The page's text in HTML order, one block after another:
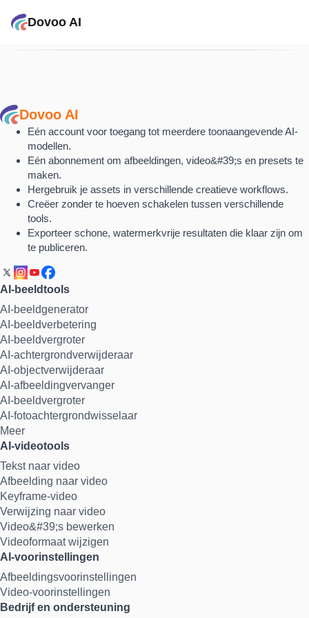
Dovoo AI
Dovoo AI
Eén account voor toegang tot meerdere toonaangevende AI-
modellen.
Eén abonnement om afbeeldingen, video&#39;s en presets te
maken.
Hergebruik je assets in verschillende creatieve workflows.
Creëer zonder te hoeven schakelen tussen verschillende
tools.
Exporteer schone, watermerkvrije resultaten die klaar zijn om
te publiceren.
AI-beeldtools
AI-beeldgenerator
AI-beeldverbetering
AI-beeldvergroter
AI-achtergrondverwijderaar
AI-objectverwijderaar
AI-afbeeldingvervanger
AI-beeldvergroter
AI-fotoachtergrondwisselaar
Meer
AI-videotools
Tekst naar video
Afbeelding naar video
Keyframe-video
Verwijzing naar video
Video&#39;s bewerken
Videoformaat wijzigen
AI-voorinstellingen
Afbeeldingsvoorinstellingen
Video-voorinstellingen
Bedrijf en ondersteuning